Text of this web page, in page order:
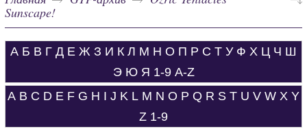
Sunscape!
А Б В Г Д Е Ж З И К Л М Н О П Р С Т У Ф Х Ц Ч Ш
Э Ю Я 1-9 A-Z
A B C D E F G H I J K L M N O P Q R S T U V W X Y
Z 1-9